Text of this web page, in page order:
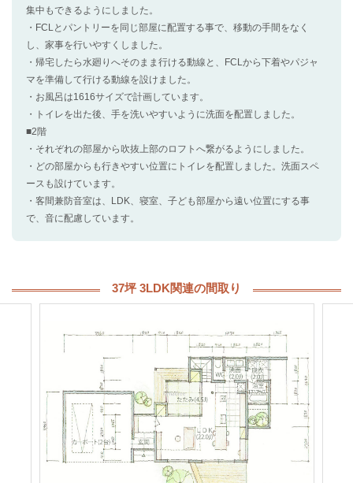
集中もできるようにしました。
・FCLとパントリーを同じ部屋に配置する事で、移動の手間をなく
し、家事を行いやすくしました。
・帰宅したら水廻りへそのまま行ける動線と、FCLから下着やパジャ
マを準備して行ける動線を設けました。
・お風呂は1616サイズで計画しています。
・トイレを出た後、手を洗いやすいように洗面を配置しました。
■2階
・それぞれの部屋から吹抜上部のロフトへ繋がるようにしました。
・どの部屋からも行きやすい位置にトイレを配置しました。洗面スペ
ースも設けています。
・客間兼防音室は、LDK、寝室、子ども部屋から遠い位置にする事
で、音に配慮しています。
37坪 3LDK関連の間取り